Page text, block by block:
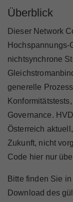
Marktteilnehmer
Über Uns
Überblick
Dieser Network
Hochspannungs-
nichtsynchrone
generelle
Governance.
Österreich
Zukunft, nicht
Code hier nur
Bitte finden Sie
Download des